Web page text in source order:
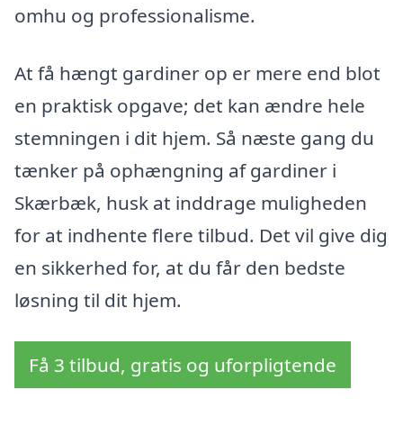
omhu og professionalisme.
At få hængt gardiner op er mere end blot
en praktisk opgave; det kan ændre hele
stemningen i dit hjem. Så næste gang du
tænker på ophængning af gardiner i
Skærbæk, husk at inddrage muligheden
for at indhente flere tilbud. Det vil give dig
en sikkerhed for, at du får den bedste
løsning til dit hjem.
Få 3 tilbud, gratis og uforpligtende